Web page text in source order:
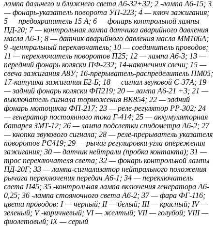
лампа дальнего и ближнего света А6-32+32; 2 -лампа A6-15; 3
— фонарь-указатель поворота УП-223; 4 — ключ зажигания;
5 — предохранитель 15 А; 6 — фонарь контрольной лампы
ПД-20; 7 — контрольная лампа датчика аварийного давления
масла А6-1; 8 — датчик аварийного давления масла ММ106А;
9 -центральный переключатель; 10 — соединитель проводов;
11 — переключатель поворотов П25; 12 — лампа А6-3; 13 —
передний фонарь коляски ПФ-232; 14-наконечник свечи; 15 —
свеча зажигания А8У; 16-прерыватель-распределитель ПМ05;
17-катушка зажигания Б2-Б; 18 — сигнал звуковой С-37А; 19
— задний фонарь коляски ФП219; 20 — лампа A6-21 +3; 21 —
выключатель сигнала торможения ВК854; 22 — задний
фонарь мотоцикла ФП-217; 23 — реле-регулятор РР-302; 24
— генератор постоянного тока Г-414; 25 — аккумуляторная
батарея ЗМТ-12; 26 — лампа подсветки спидометра А6-2; 27
— кнопка звукового сигнала; 28 — реле-прерыватель указателя
поворотов РС419; 29 — рычаг регулировки угла опережения
зажигания; 30 — датчик нейтрали (пробка контакта); 31 —
трос переключателя света; 32 — фонарь контрольной лампы
ПД-20Г; 33 — лампа-сигнализатор нейтрального положения
рычага переключения передач A6-1; 34 — переключатель
света П45; 35 -контрольная лампа включения генератора А6-
0,25; 36 -лампа стояночного света А6-2; 37 — фара ФГ-116;
цвета проводов: I — черный; II — белый; III — красный; IV —
зеленый; V -коричневый; VI — желтый; VII — голубой; VIII —
фиолетовый; IX — серый